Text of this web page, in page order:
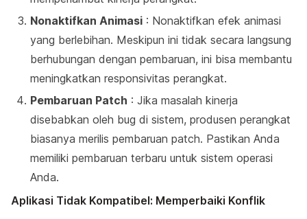
Nonaktifkan Animasi : Nonaktifkan efek animasi
yang berlebihan. Meskipun ini tidak secara langsung
berhubungan dengan pembaruan, ini bisa membantu
meningkatkan responsivitas perangkat.
Pembaruan Patch : Jika masalah kinerja
disebabkan oleh bug di sistem, produsen perangkat
biasanya merilis pembaruan patch. Pastikan Anda
memiliki pembaruan terbaru untuk sistem operasi
Anda.
Aplikasi Tidak Kompatibel: Memperbaiki Konflik